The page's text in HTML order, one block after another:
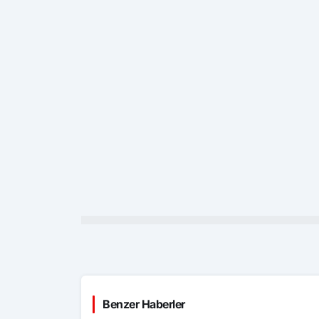
Benzer Haberler